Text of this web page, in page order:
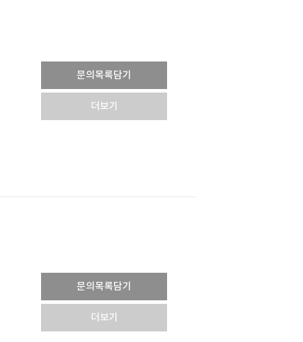
문의목록담기
더보기
문의목록담기
더보기